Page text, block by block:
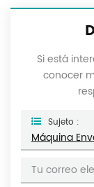
Si está
conocer
Sujeto :